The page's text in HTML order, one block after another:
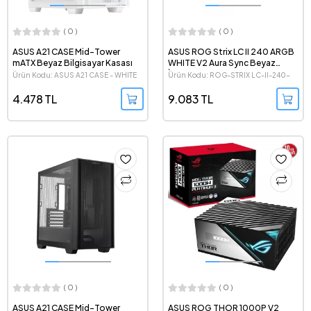
( 0 )
ASUS A21 CASE Mid-Tower
mATX Beyaz Bilgisayar Kasası
Ürün Kodu: ASUS A21 CASE - WHITE
4.478 TL
( 0 )
ASUS ROG Strix LC II 240 ARGB
WHITE V2 Aura Sync Beyaz
İşlemci Sıvı Soğutma Sistemi
Ürün Kodu: ROG-STRIX LC-II-240-
9.083 TL
( 0 )
ASUS A21 CASE Mid-Tower
( 0 )
ASUS ROG THOR 1000P V2